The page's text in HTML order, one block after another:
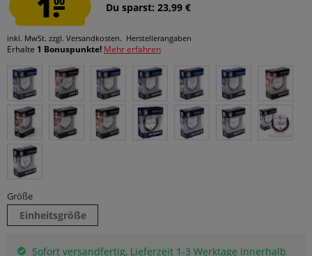
Du sparst: 23,99 €
inkl. MwSt. zzgl. Versandkosten. Herstellerangaben
Erhalte 1 Bonuspunkte! Mehr erfahren
Größe
Einheitsgröße
Sofort versandfertig, Lieferzeit 1-3 Werktage innerhalb